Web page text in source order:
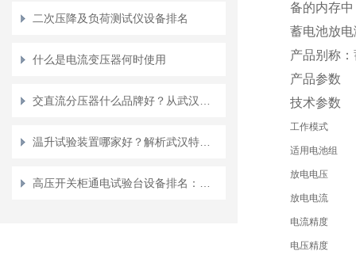
二次压降及负荷测试仪设备排名
什么是电流变压器何时使用
备的内存
蓄电池放
产品别称
产品参数
技术参数
工作模式
适用电池组
放电电压
放电电流
电流精度
电压精度